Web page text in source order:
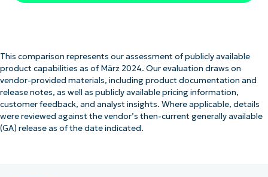
This comparison represents our assessment of publicly available
product capabilities as of März 2024. Our evaluation draws on
vendor-provided materials, including product documentation and
release notes, as well as publicly available pricing information,
customer feedback, and analyst insights. Where applicable, details
were reviewed against the vendor’s then-current generally available
(GA) release as of the date indicated.